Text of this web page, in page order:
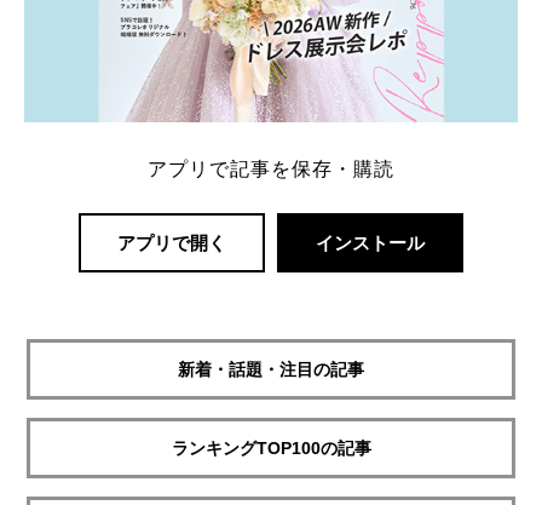
アプリで記事を保存・購読
アプリで開く インストール
新着・話題・注目の記事
ランキングTOP100の記事